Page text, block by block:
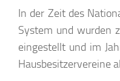
In der Zeit des
System und wurden
eingestellt und im
Hausbesitzervereine